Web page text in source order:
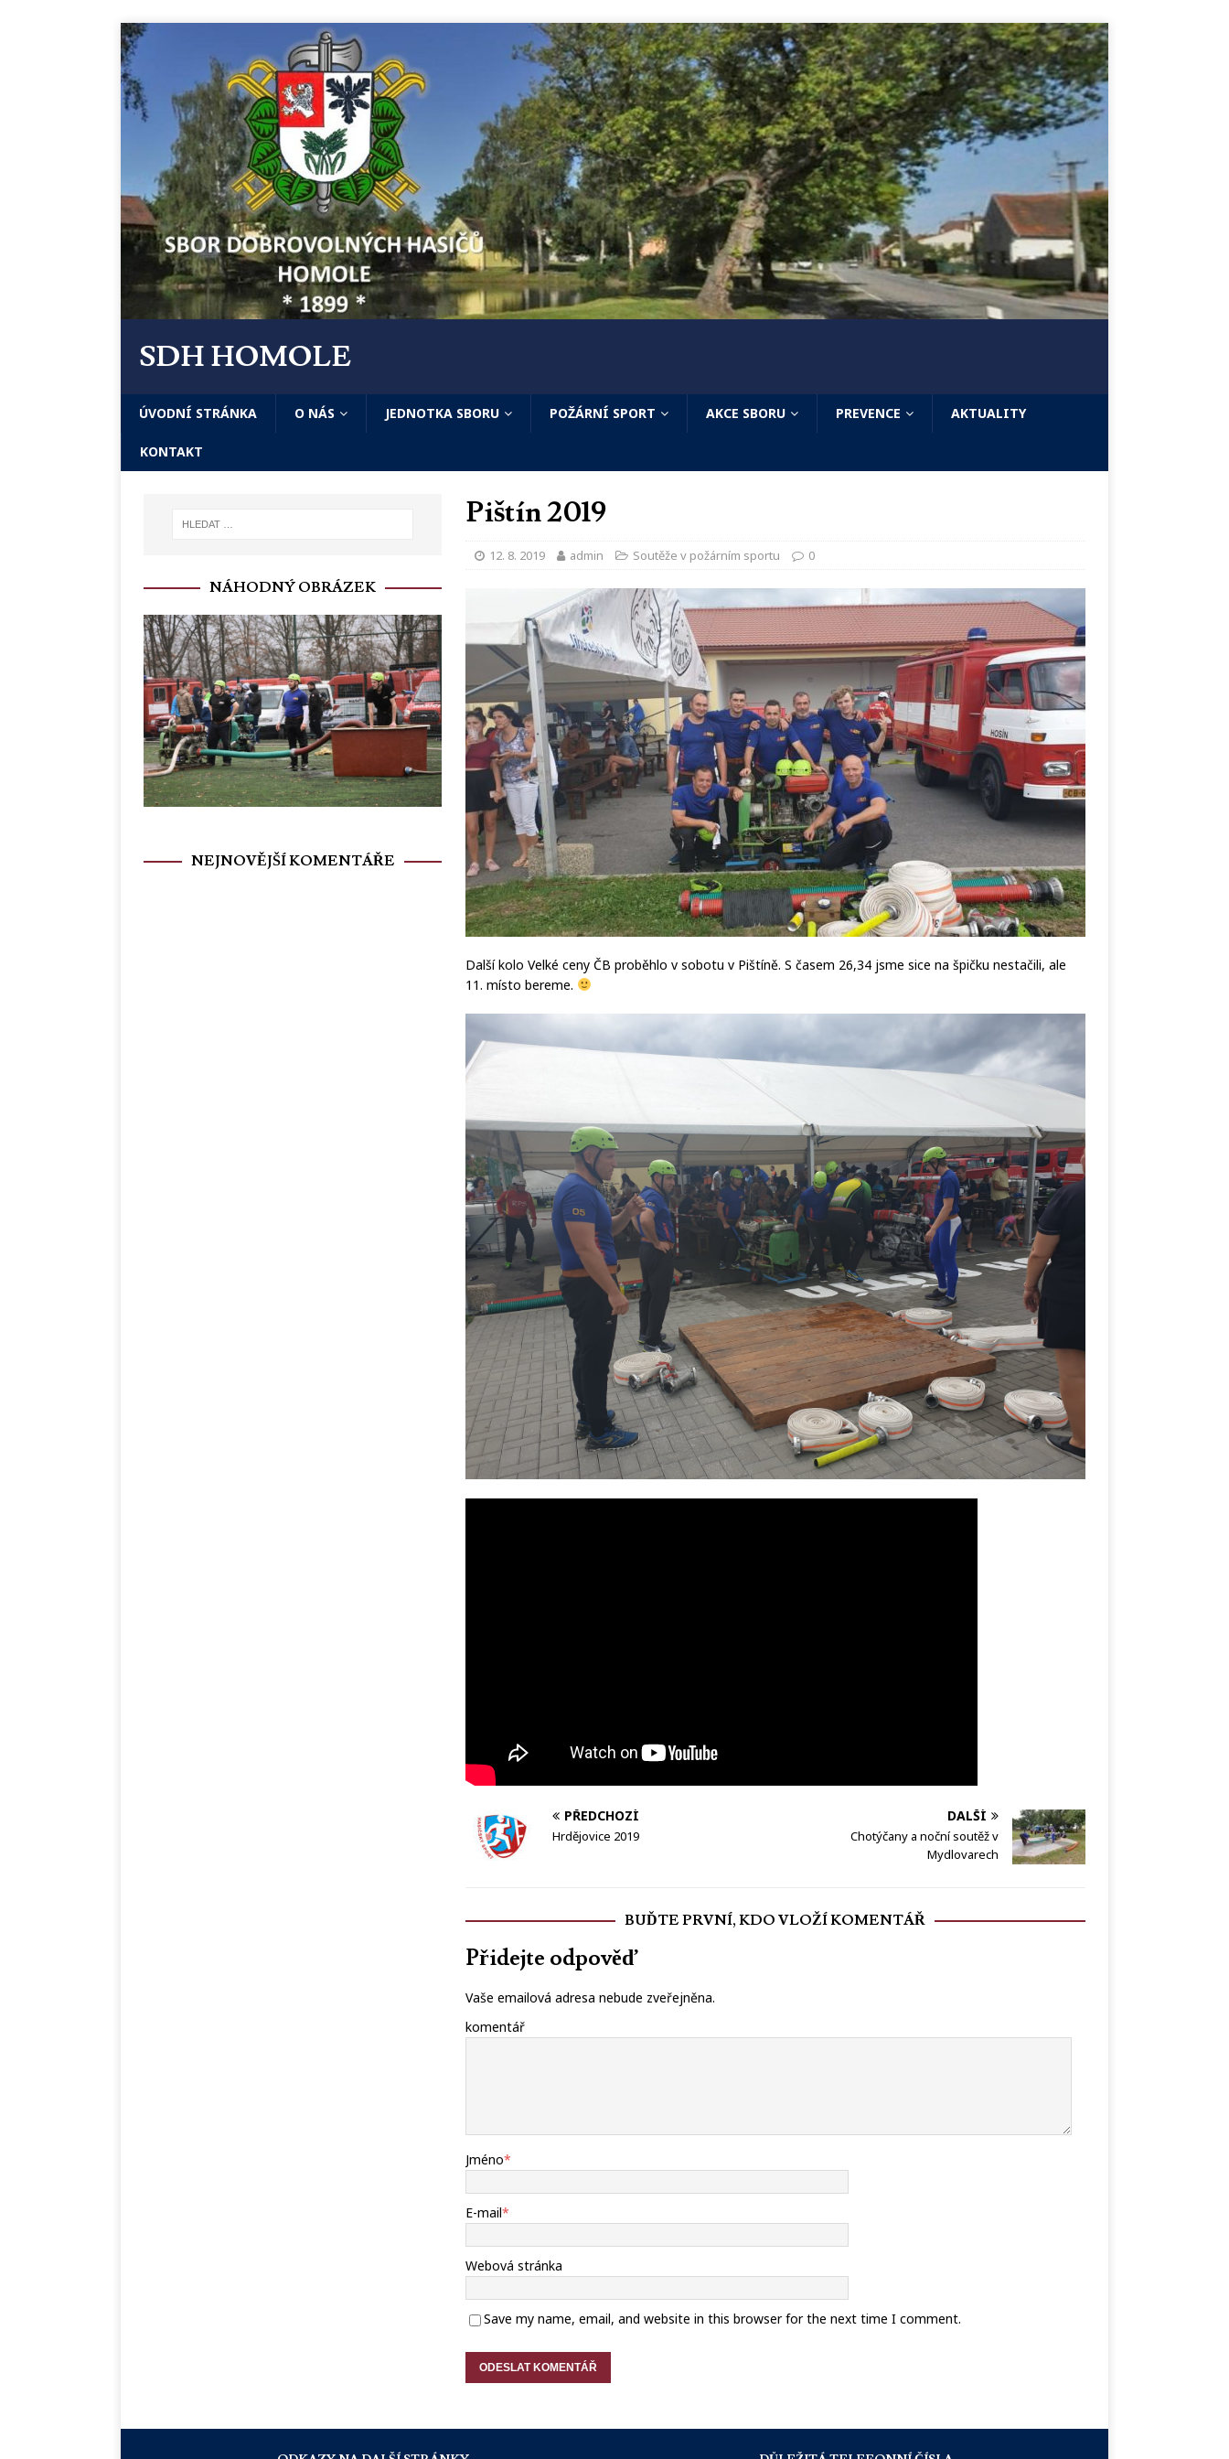
SDH HOMOLE
ÚVODNÍ STRÁNKA O NÁS JEDNOTKA SBORU POŽÁRNÍ SPORT AKCE SBORU PREVENCE AKTUALITY
KONTAKT
Pištín 2019
12. 8. 2019 admin Soutěže v požárním sportu 0
Další kolo Velké ceny ČB proběhlo v sobotu v Pištíně. S časem 26,34 jsme sice na špičku nestačili, ale
11. místo bereme.
PŘEDCHOZÍ
Hrdějovice 2019
DALŠÍ
Chotýčany a noční soutěž v
Mydlovarech
BUĎTE PRVNÍ, KDO VLOŽÍ KOMENTÁŘ
Přidejte odpověď
Vaše emailová adresa nebude zveřejněna.
komentář
Jméno*
E-mail*
Webová stránka
Save my name, email, and website in this browser for the next time I comment.
NÁHODNÝ OBRÁZEK
NEJNOVĚJŠÍ KOMENTÁŘE